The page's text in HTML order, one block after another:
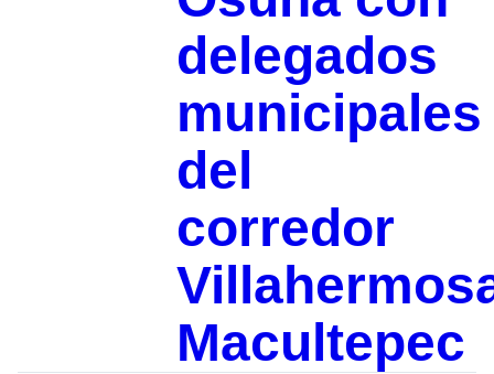
delegados
municipales
del
corredor
Macultepec